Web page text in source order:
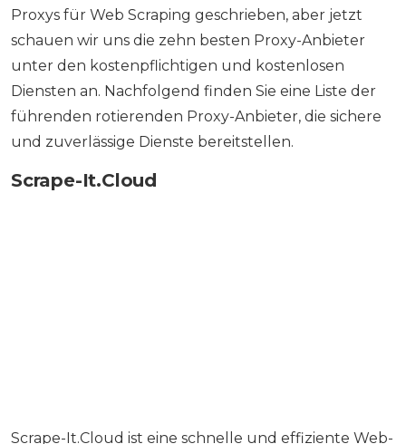
Proxys für Web Scraping geschrieben, aber jetzt
schauen wir uns die zehn besten Proxy-Anbieter
unter den kostenpflichtigen und kostenlosen
Diensten an. Nachfolgend finden Sie eine Liste der
führenden rotierenden Proxy-Anbieter, die sichere
und zuverlässige Dienste bereitstellen.
Scrape-It.Cloud
Scrape-It.Cloud ist eine schnelle und effiziente Web-